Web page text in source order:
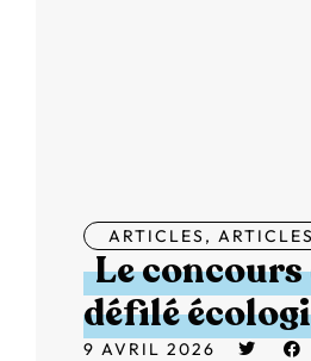
ARTICLES,
Le
défilé
9 AVRIL 2026